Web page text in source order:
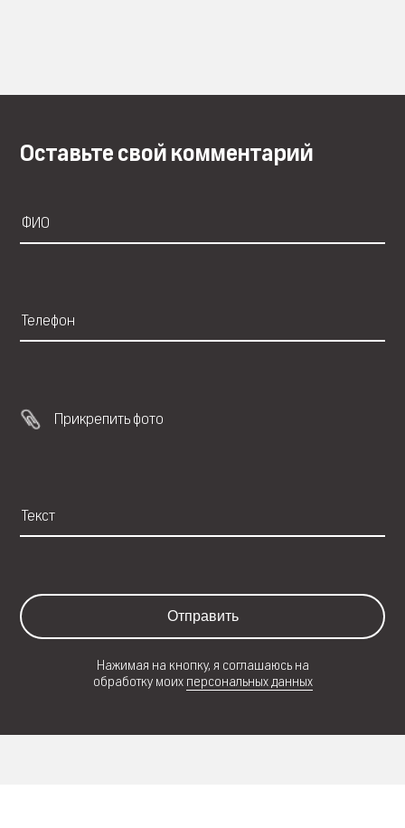
Оставьте свой комментарий
Прикрепить фото
Отправить
Нажимая на кнопку, я соглашаюсь на
обработку моих персональных данных